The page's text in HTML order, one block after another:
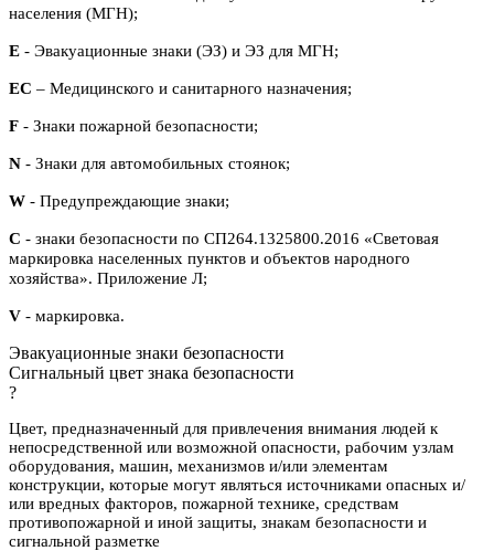
населения (МГН);
E - Эвакуационные знаки (ЭЗ) и ЭЗ для МГН;
ЕС – Медицинского и санитарного назначения;
F - Знаки пожарной безопасности;
N - Знаки для автомобильных стоянок;
W - Предупреждающие знаки;
С - знаки безопасности по СП264.1325800.2016 «Световая
маркировка населенных пунктов и объектов народного
хозяйства». Приложение Л;
V - маркировка.
Эвакуационные знаки безопасности
Сигнальный цвет знака безопасности
?
Цвет, предназначенный для привлечения внимания людей к
непосредственной или возможной опасности, рабочим узлам
оборудования, машин, механизмов и/или элементам
конструкции, которые могут являться источниками опасных и/
или вредных факторов, пожарной технике, средствам
противопожарной и иной защиты, знакам безопасности и
сигнальной разметке